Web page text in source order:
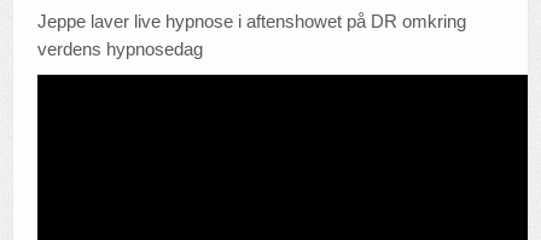
Jeppe laver live hypnose i aftenshowet på DR omkring
verdens hypnosedag